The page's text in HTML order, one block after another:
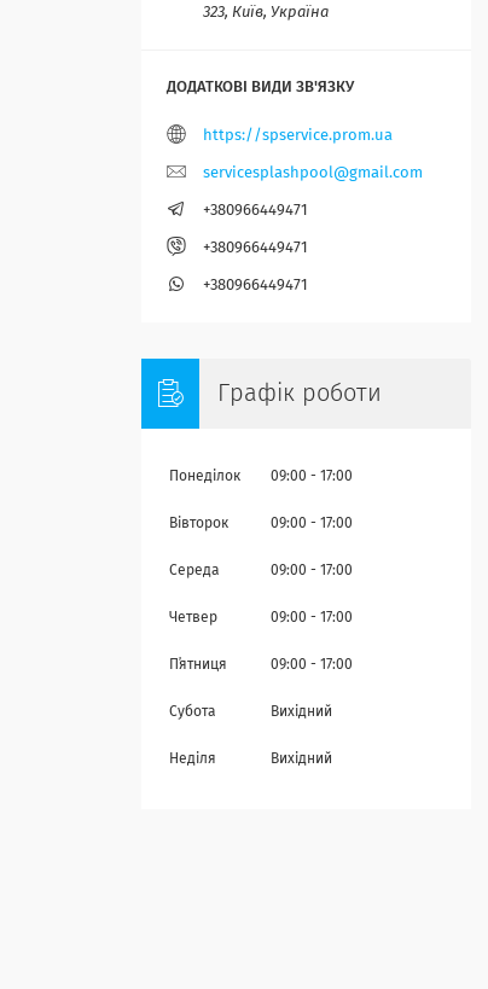
323, Київ, Україна
https://spservice.prom.ua
servicesplashpool@gmail.com
+380966449471
+380966449471
+380966449471
Графік роботи
Понеділок 09:00 17:00
Вівторок 09:00 17:00
Середа 09:00 17:00
Четвер 09:00 17:00
Пʼятниця 09:00 17:00
Субота Вихідний
Неділя Вихідний